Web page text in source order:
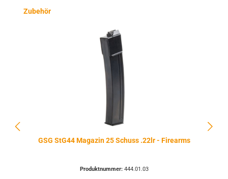
Produktgalerie überspringen
Zubehör
GSG StG44 Magazin 25 Schuss .22lr - Firearms
Produktnummer: 444.01.03